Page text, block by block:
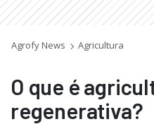
Agrofy News Agricultura
O que é
regenerativa?